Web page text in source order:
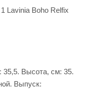
Lavinia Boho Relfix
Высота, см: 35.
Выпуск: